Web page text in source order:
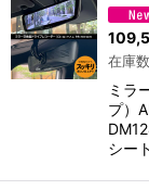
在庫
ミラ
プ）
シー